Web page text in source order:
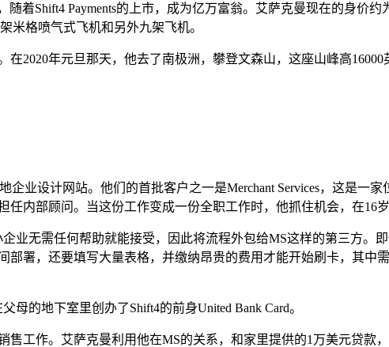
着Shift4 Payments的上市，成为亿万富翁。艾萨克曼现在的身价
米格喷气式飞机和另外九架飞机。
2020年元旦那天，他去了南极洲，攀登文森山，这座山峰高
业设计网站。他们的首批客户之一是Merchant Services，这是一
内部顾问。当这份工作变成一份全职工作时，他抓住机会，在16岁
业无需任何帮助就能接受，因此将流程外包给MS这样的第三方。
署，还要填写大量表格，并缴纳昂贵的费用才能开始刷卡，其中
的地下室里创办了Shift4的前身United Bank Card。
工作。艾萨克曼利用他在MS的关系，和家里提供的1万美元贷款